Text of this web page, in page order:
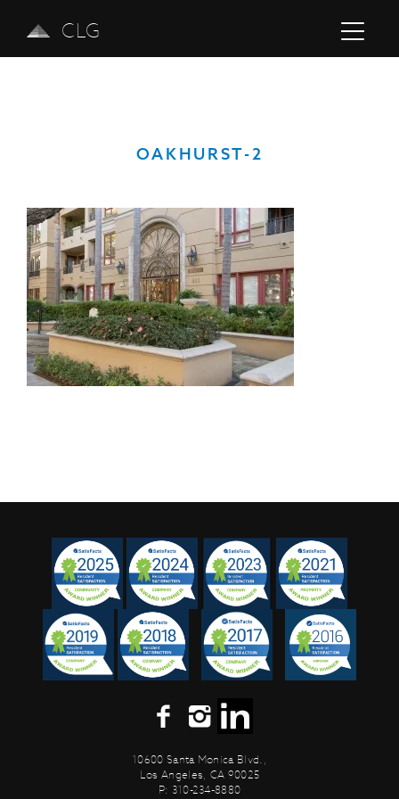
CLG
OAKHURST-2
10600 Santa Monica Blvd.,
Los Angeles, CA 90025
P: 310-234-8880